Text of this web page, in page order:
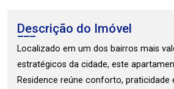
Descrição do Imóvel
Localizado em um dos bairros mais
estratégicos da cidade, este
Residence reúne conforto,